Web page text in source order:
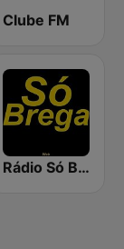
Clube FM
Rádio Só Brega